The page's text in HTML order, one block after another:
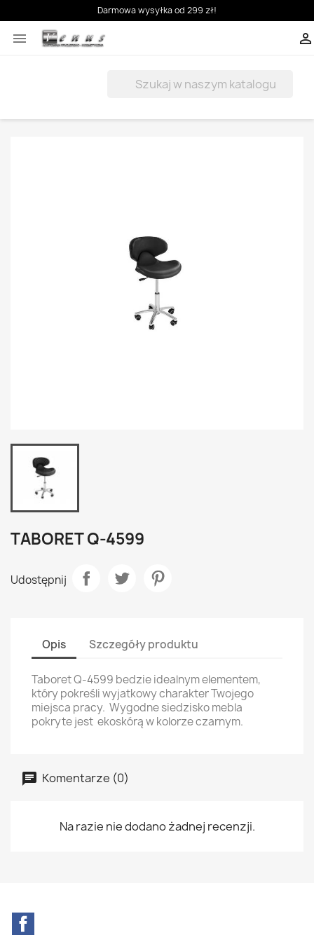
Darmowa wysyłka od 299 zł!
 
TABORET Q-4599
Udostępnij
Opis Szczegóły produktu
Taboret Q-4599 bedzie idealnym elementem,
który pokreśli wyjatkowy charakter Twojego
miejsca pracy. Wygodne siedzisko mebla
pokryte jest ekoskórą w kolorze czarnym.
Komentarze (0)
Na razie nie dodano żadnej recenzji.